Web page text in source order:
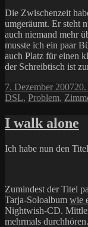
Die Zwischenzeit
umgeräumt. Er steht
auch niemand mehr
musste ich ein paar
auch Platz für einen
der Schreibtisch ist
Veröffentlicht
am
7. Dezember 2007
DSL, Problem,
I walk alone
Ich habe nun den
Zumindest der Titel
Tarja-Soloalbum wie
Nightwish-CD.
mehrmals durchhören.